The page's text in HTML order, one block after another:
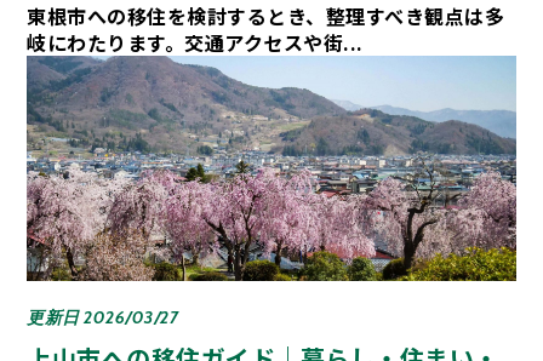
東根市への移住を検討するとき、整理すべき観点は多
岐にわたります。交通アクセスや街...
更新日 2026/03/27